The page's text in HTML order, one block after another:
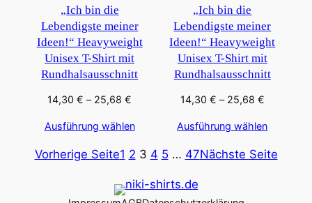
„Ich bin die
Lebendigste meiner
Ideen!“ Heavyweight
Unisex T-Shirt mit
Rundhalsausschnitt
14,30€ – 25,68€ Preisspanne:
bis
Ausführung wählen
„Ich bin die
Lebendigste meiner
Ideen!“ Heavyweight
Unisex T-Shirt mit
Rundhalsausschnitt
14,30 € – 25,68 €
bis
Ausführung wählen
Vorherige Seite1 2 3 4 5 … 47Nächste Seite